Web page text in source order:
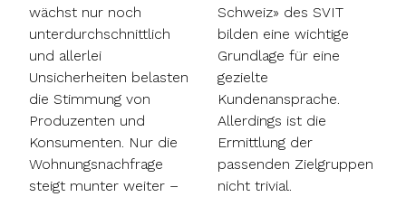
wächst nur noch
unterdurchschnittlich
und allerlei
Unsicherheiten belasten
die Stimmung von
Produzenten und
Konsumenten. Nur die
Wohnungsnachfrage
steigt munter weiter –
Schweiz» des SVIT
bilden eine wichtige
Grundlage für eine
gezielte
Kundenansprache.
Allerdings ist die
Ermittlung der
passenden Zielgruppen
nicht trivial.